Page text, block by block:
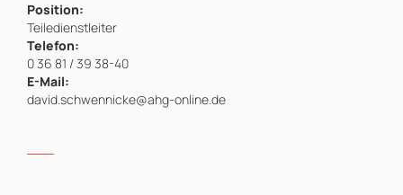
Position:
Teiledienstleiter
Telefon:
0 36 81 / 39 38-40
E-Mail:
david.schwennicke@ahg-online.de